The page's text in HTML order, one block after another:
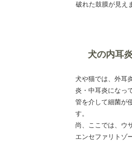
破れた鼓膜が
犬の内耳
犬や猫では、外耳
炎・中耳炎になっ
管を介して細菌が
す。
尚、ここでは、ウ
エンセファリトゾ